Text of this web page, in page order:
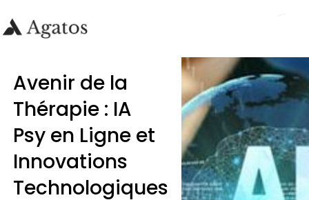
Avenir de la
Thérapie : IA
Psy en Ligne et
Innovations
Technologiques